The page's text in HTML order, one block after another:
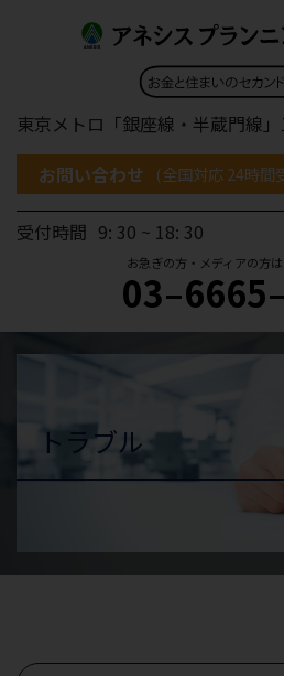
東京メトロ「銀座線・半蔵門線
お問い合わせ
(全国対応 24時間
受付時間 9: 30 ~ 18: 30
お急ぎの方・メディアの方
トラブル